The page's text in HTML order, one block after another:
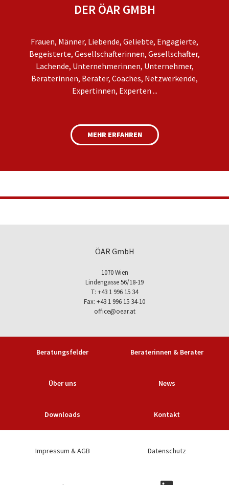
DER ÖAR GMBH
Frauen, Männer, Liebende, Geliebte, Engagierte,
Begeisterte, Gesellschafterinnen, Gesellschafter,
Lachende, Unternehmerinnen, Unternehmer,
Beraterinnen, Berater, Coaches, Netzwerkende,
Expertinnen, Experten ...
MEHR ERFAHREN
ÖAR GmbH
1070 Wien
Lindengasse 56/18-19
T: +43 1 996 15 34
Fax: +43 1 996 15 34-10
office@oear.at
Beratungsfelder Beraterinnen & Berater
Über uns News
Downloads Kontakt
Impressum & AGB Datenschutz